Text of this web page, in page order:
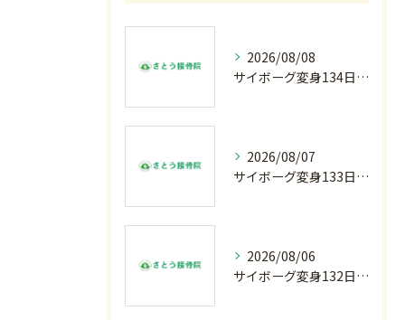
2026/08/08
サイボーグ変身134日目.ゾロ目.お盆休み.甲子園.佐野日大.麦倉監督37年振り白星.柔道インターハイ.2歳ダリア賞.GⅢ.エルムS. GⅢ.レパードS. GⅢ.CBC賞.応援印…土曜の朝〜
2026/08/07
サイボーグ変身133日目.広島.原爆.81年.インターハイ初日.金曜の朝〜
2026/08/06
サイボーグ変身132日目.お知らせ.和歌山.インターハイ.柔道開幕…木曜の朝〜